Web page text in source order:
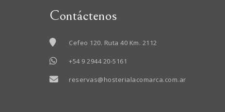
Contáctenos
Cefeo 120. Ruta 40 Km. 2112
+54 9 2944 20-5161
reservas@hosterialacomarca.com.ar